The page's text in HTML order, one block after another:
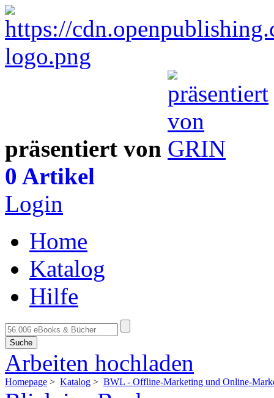
präsentiert von
0 Artikel
Login
Home
Katalog
Hilfe
Suche
Arbeiten hochladen
Homepage > Katalog > BWL - Offline-Marketing und Online-